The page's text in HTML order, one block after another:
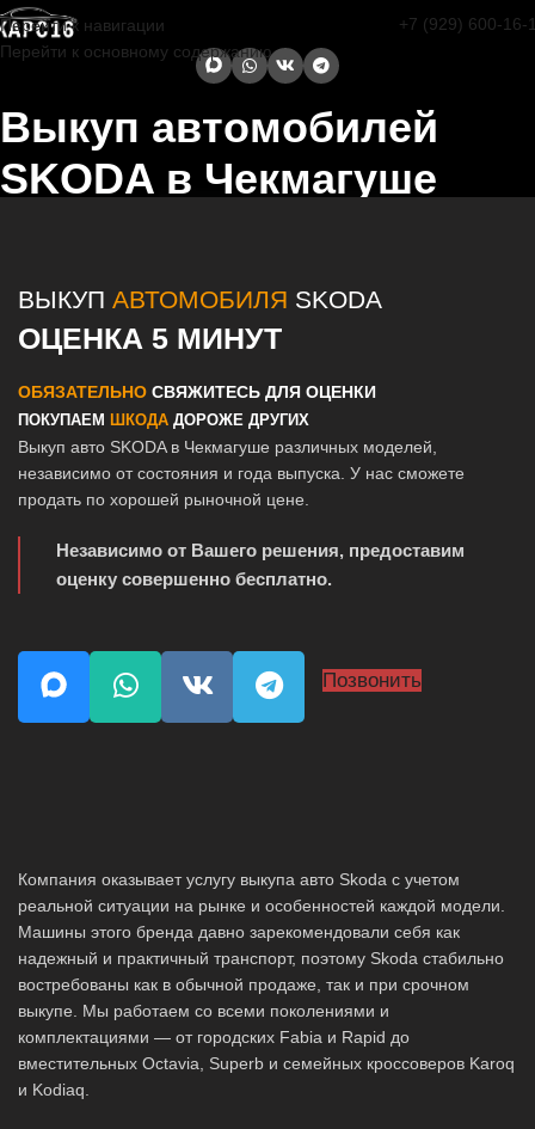
Перейти к навигации
Перейти к основному содержанию
+7 (929) 600-16-
Выкуп автомобилей
SKODA в Чекмагуше
ВЫКУП АВТОМОБИЛЯ SKODA
ОЦЕНКА 5 МИНУТ
ОБЯЗАТЕЛЬНО СВЯЖИТЕСЬ ДЛЯ ОЦЕНКИ
ПОКУПАЕМ ШКОДА ДОРОЖЕ ДРУГИХ
Выкуп авто SKODA в Чекмагуше различных моделей,
независимо от состояния и года выпуска. У нас сможете
продать по хорошей рыночной цене.
Независимо от Вашего решения, предоставим
оценку совершенно бесплатно.
Позвонить
Компания оказывает услугу выкупа авто Skoda с учетом
реальной ситуации на рынке и особенностей каждой модели.
Машины этого бренда давно зарекомендовали себя как
надежный и практичный транспорт, поэтому Skoda стабильно
востребованы как в обычной продаже, так и при срочном
выкупе. Мы работаем со всеми поколениями и
комплектациями — от городских Fabia и Rapid до
вместительных Octavia, Superb и семейных кроссоверов Karoq
и Kodiaq.